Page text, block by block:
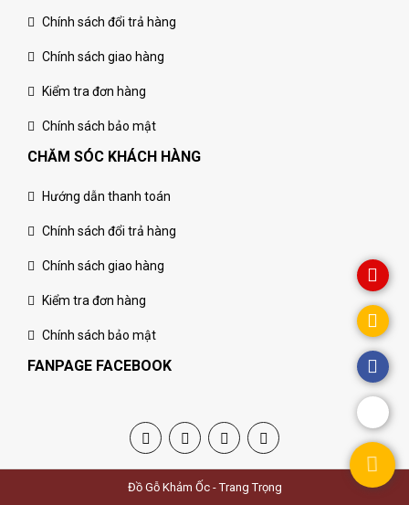
Chính sách đổi trả hàng
Chính sách giao hàng
Kiểm tra đơn hàng
Chính sách bảo mật
CHĂM SÓC KHÁCH HÀNG
Hướng dẫn thanh toán
Chính sách đổi trả hàng
Chính sách giao hàng
Kiểm tra đơn hàng
Chính sách bảo mật
FANPAGE FACEBOOK
Đồ Gỗ Khảm Ốc - Trang Trọng